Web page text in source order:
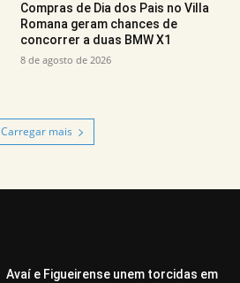
Compras de Dia dos Pais no Villa
Romana geram chances de
concorrer a duas BMW X1
8 de agosto de 2026
Carregar mais
Avaí e Figueirense unem torcidas em